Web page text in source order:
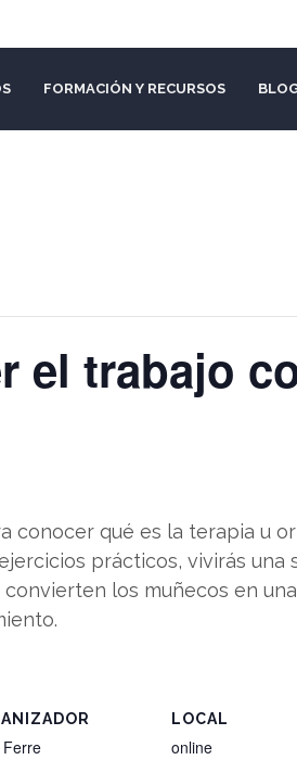
FORMACIÓN Y RECURSOS
el trabajo
qué es la terapia u
prácticos, vivirás una
los muñecos en
LOCAL
online